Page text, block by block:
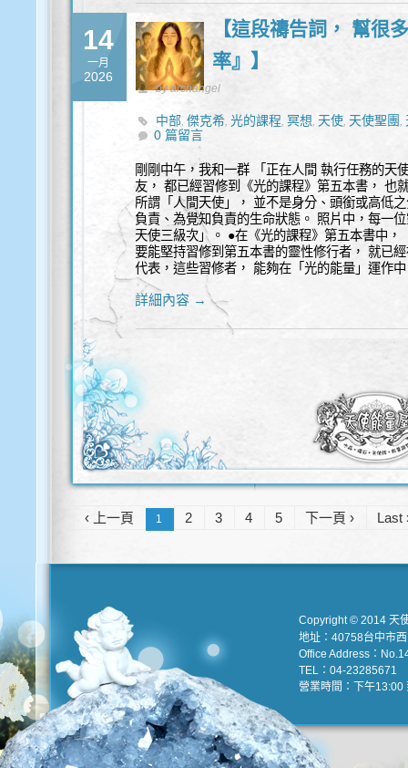
14
一月
2026
【這段禱告詞， 幫很
率』】
by archangel
中部,傑克希,光的課程,冥想, 天使, 天使聖團,
0 篇留言
剛剛中午，我和一群 「正在人間 執行任務的天
友， 都已經習修到《光的課程》第五本書， 也
所謂「人間天使」， 並不是身分、頭銜或高低
負責、為覺知負責的生命狀態。 照片中，每一
天使三級次」。 ●在《光的課程》第五本書中
要能堅持習修到第五本書的靈性修行者， 就已
代表，這些習修者， 能夠在「光的能量」運作
詳細內容 →
‹ 上一頁 1 2 3 4 5 下一頁 › Last
Copyright © 2014 天
地址：40758台中市
Office Address：
TEL：04-23285671
營業時間：下午13:00